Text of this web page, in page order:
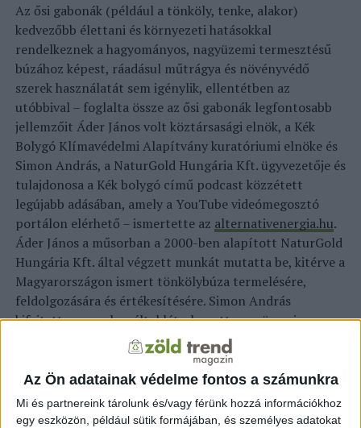
Az Ön adatainak védelme fontos a számunkra
Mi és partnereink tárolunk és/vagy férünk hozzá információkhoz
egy eszközön, például sütik formájában, és személyes adatokat
Az ősi gabonák (például a tönköly, tenke, alakor)
kedvezőbb élettani és környezeti hatásokkal
rendelkeznek a hagyományos, nagyüzemi termesztésű
búzához képest, ráadásul műtrágya és növényvédő
szerek használatát sem igénylik, ellentétben az
utóbbival – foglalta össze az ősi gabonák legfontosabb
jellemzőit Áder János volt köztársasági elnök, a Kék
Bolygó Klímavédelmi Alapítvány kuratóriumi elnöke és
Simon András, a NaturGold Hungária Kft. ügyvezetője és
tulajdonosa a Kék bolygó című podcast közzétett
legújabb adásában, amely a YouTube videómegosztó
portálon elérhető – ismertette az alternativenergia.hu.
Áder János a műsorban a 2000-ben alapított NaturGold
Hungária Kft. által végzett munkát mutatta be, kitérve a
Magyarországon ismert tönkölybúza termelésére,
feldolgozására és értékesítésére. Simon András
kifejtette: az ember által létrehozott nagyüzemi
termesztésű búzánál hozammaximalizálásra törekedtek,
ezért ezek termesztése szinte elképzelhetetlen
műtrágyák és növényvédő szerek nélkül. Ezzel szemben
az ősi gabonák maguktól alakultak ki, és sok ezer éve
nem változtak.